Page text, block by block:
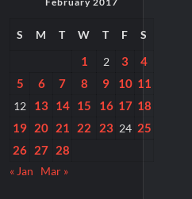
S M T W T F S
1 2 3
4
5
6 7 8 9 10 11
12 13 14 15 16 17 18
19 20 21 22 23 24 25
26 27 28
« Jan Mar »